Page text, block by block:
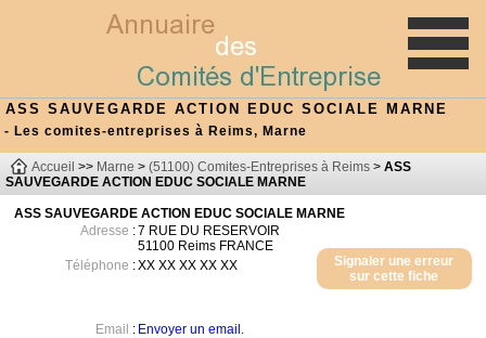
ASS SAUVEGARDE ACTION EDUC SOCIALE MARNE
- Les comites-entreprises à Reims, Marne
Accueil >> Marne > (51100) Comites-Entreprises à Reims > ASS
SAUVEGARDE ACTION EDUC SOCIALE MARNE
ASS SAUVEGARDE ACTION EDUC SOCIALE MARNE
Signaler une erreur
sur cette fiche
Adresse :7 RUE DU RESERVOIR
51100 Reims FRANCE
Téléphone :XX XX XX XX XX
Email : Envoyer un email.